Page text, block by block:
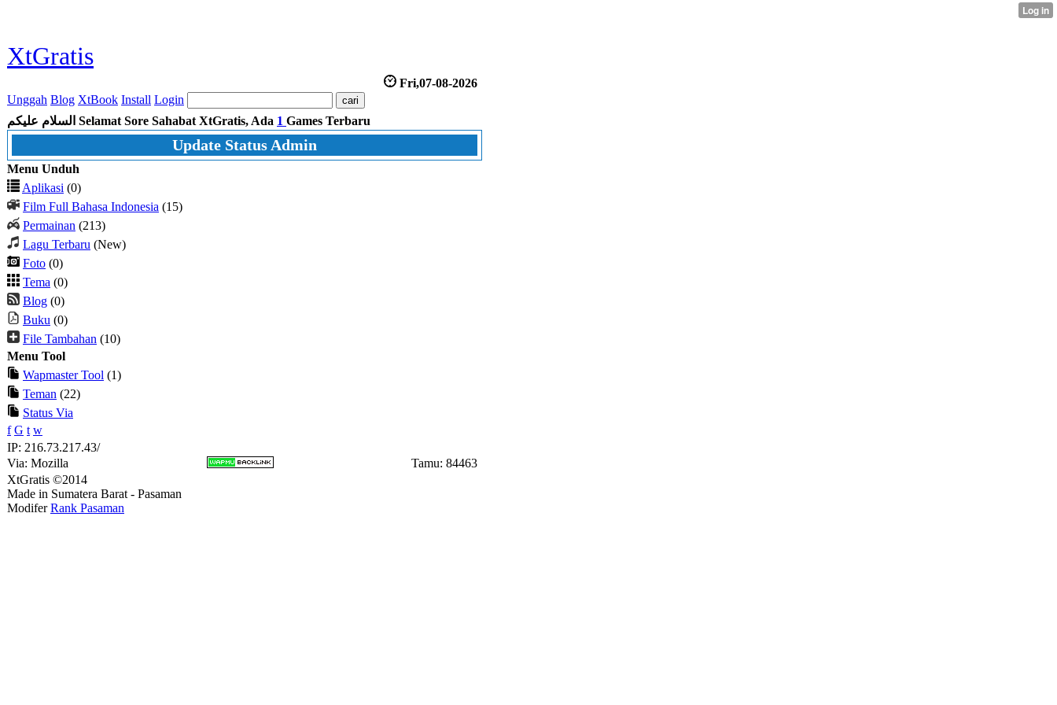
XtGratis
Fri,07-08-2026
Unggah Blog XtBook Install Login
Selamat Sore Sahabat XtGratis, Ada 1 Games Terbaru
Update Status Admin
Menu Unduh
Aplikasi (0)
Film Full Bahasa Indonesia (15)
Permainan (213)
Lagu Terbaru (New)
Foto (0)
Tema (0)
Blog (0)
Buku (0)
File Tambahan (10)
Menu Tool
Wapmaster Tool (1)
Teman (22)
Status Via
f G t w
IP: 216.73.217.43/
Via: Mozilla
Tamu: 84463
XtGratis ©2014
Made in Sumatera Barat - Pasaman
ModiferRank Pasaman